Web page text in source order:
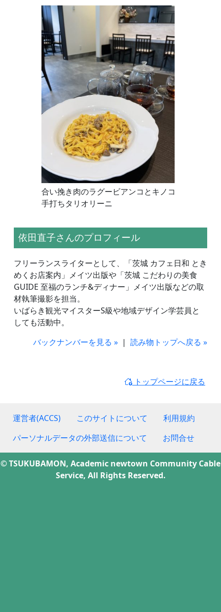
合い挽き肉のラグービアンコとキノコ
手打ちタリオリーニ
依田直子さんのプロフィール
フリーランスライターとして、「茨城 カフェ日和 とき
めくお店案内」メイツ出版や「茨城 こだわりの美食
GUIDE 至福のランチ&ディナー」メイツ出版などの取
材執筆撮影を担当。
いばらき観光マイスターS級や地域デザイン学芸員と
しても活動中。
バックナンバーを見る » | 読み物トップへ戻る »
トップページに戻る
運営者(ACCS) このサイトについて
利用規約
パーソナルデータの外部送信について
お問合せ
© TSUKUBAMON, Academic newtown Community Cable
Service, All Rights Reserved.